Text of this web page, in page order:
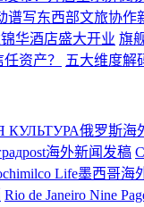
谱写东西部文旅协
华酒店盛大开业 旗
资产？
五大维度解
俄罗斯海
海外新闻发稿
Life墨西哥海
Rio de Janeiro Nine